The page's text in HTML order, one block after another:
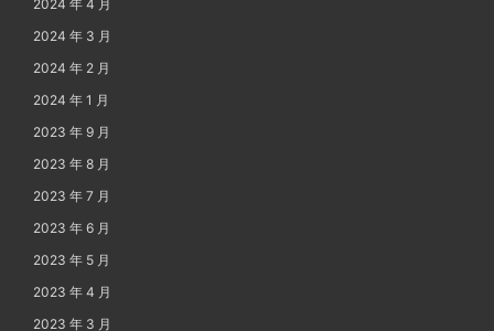
2024 年 4 月
2024 年 3 月
2024 年 2 月
2024 年 1 月
2023 年 9 月
2023 年 8 月
2023 年 7 月
2023 年 6 月
2023 年 5 月
2023 年 4 月
2023 年 3 月